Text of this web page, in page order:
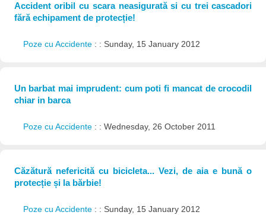
Accident oribil cu scara neasigurată si cu trei cascadori
fără echipament de protecție!
Poze cu Accidente : : Sunday, 15 January 2012
Un barbat mai imprudent: cum poti fi mancat de crocodil
chiar in barca
Poze cu Accidente : : Wednesday, 26 October 2011
Căzătură nefericită cu bicicleta... Vezi, de aia e bună o
protecție și la bărbie!
Poze cu Accidente : : Sunday, 15 January 2012